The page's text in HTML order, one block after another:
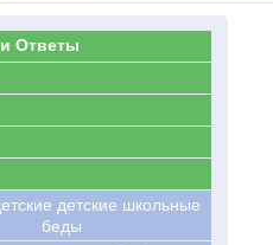
Ответы
детские школьные
беды